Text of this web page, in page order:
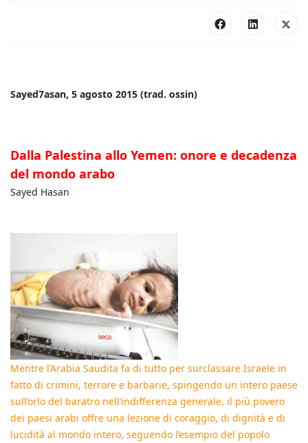
Sayed7asan, 5 agosto 2015 (trad. ossin)
Dalla Palestina allo Yemen: onore e decadenza
del mondo arabo
Sayed Hasan
Mentre l’Arabia Saudita fa di tutto per surclassare Israele in
fatto di crimini, terrore e barbarie, spingendo un intero paese
sull’orlo del baratro nell’indifferenza generale, il più povero
dei paesi arabi offre una lezione di coraggio, di dignità e di
lucidità al mondo intero, seguendo l’esempio del popolo